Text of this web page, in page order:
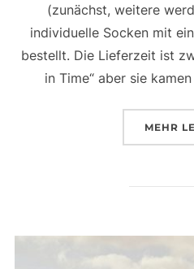
(zunächst, weitere
individuelle Socken mit
bestellt. Die Lieferzeit ist
in Time“ aber sie
MEHR